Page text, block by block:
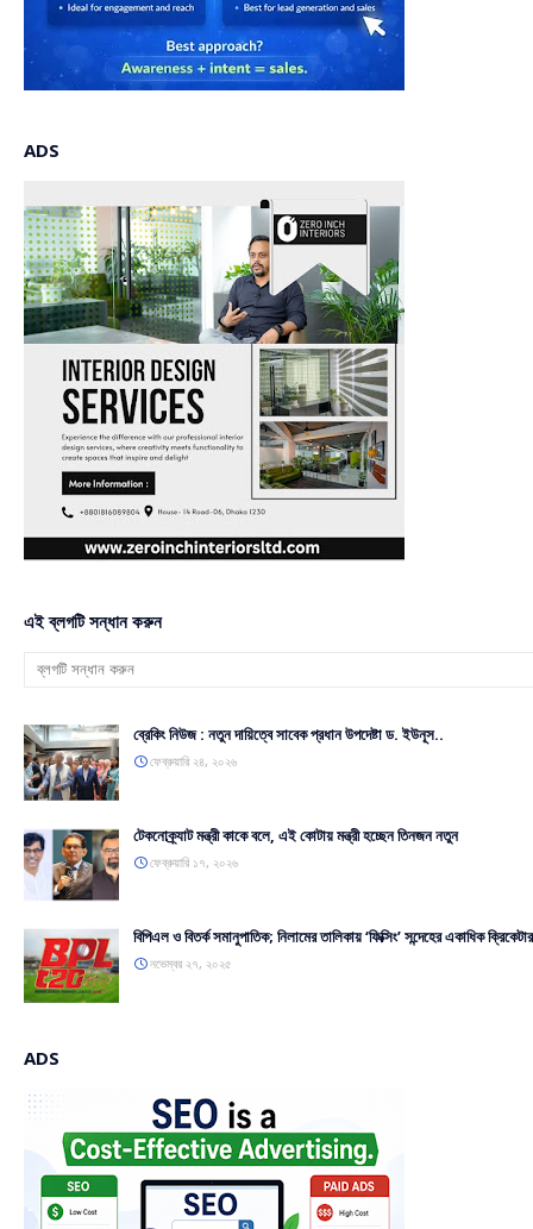
ADS
এই ব্লগটি সন্ধান করুন
ব্রেকিং নিউজ : নতুন দায়িত্বে সাবেক প্রধান উপদেষ্টা ড. ইউনূস..
ফেব্রুয়ারি ২৪, ২০২৬
টেকনোক্র্যাট মন্ত্রী কাকে বলে, এই কোটায় মন্ত্রী হচ্ছেন তিনজন নতুন
ফেব্রুয়ারি ১৭, ২০২৬
বিপিএল ও বিতর্ক সমানুপাতিক; নিলামের তালিকায় ‘ফিক্সিং’ সন্দেহের একাধিক
নভেম্বর ২৭, ২০২৫
ADS